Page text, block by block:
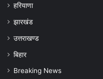
हरियाणा
झारखंड
उत्तराखण्ड
बिहार
Breaking News